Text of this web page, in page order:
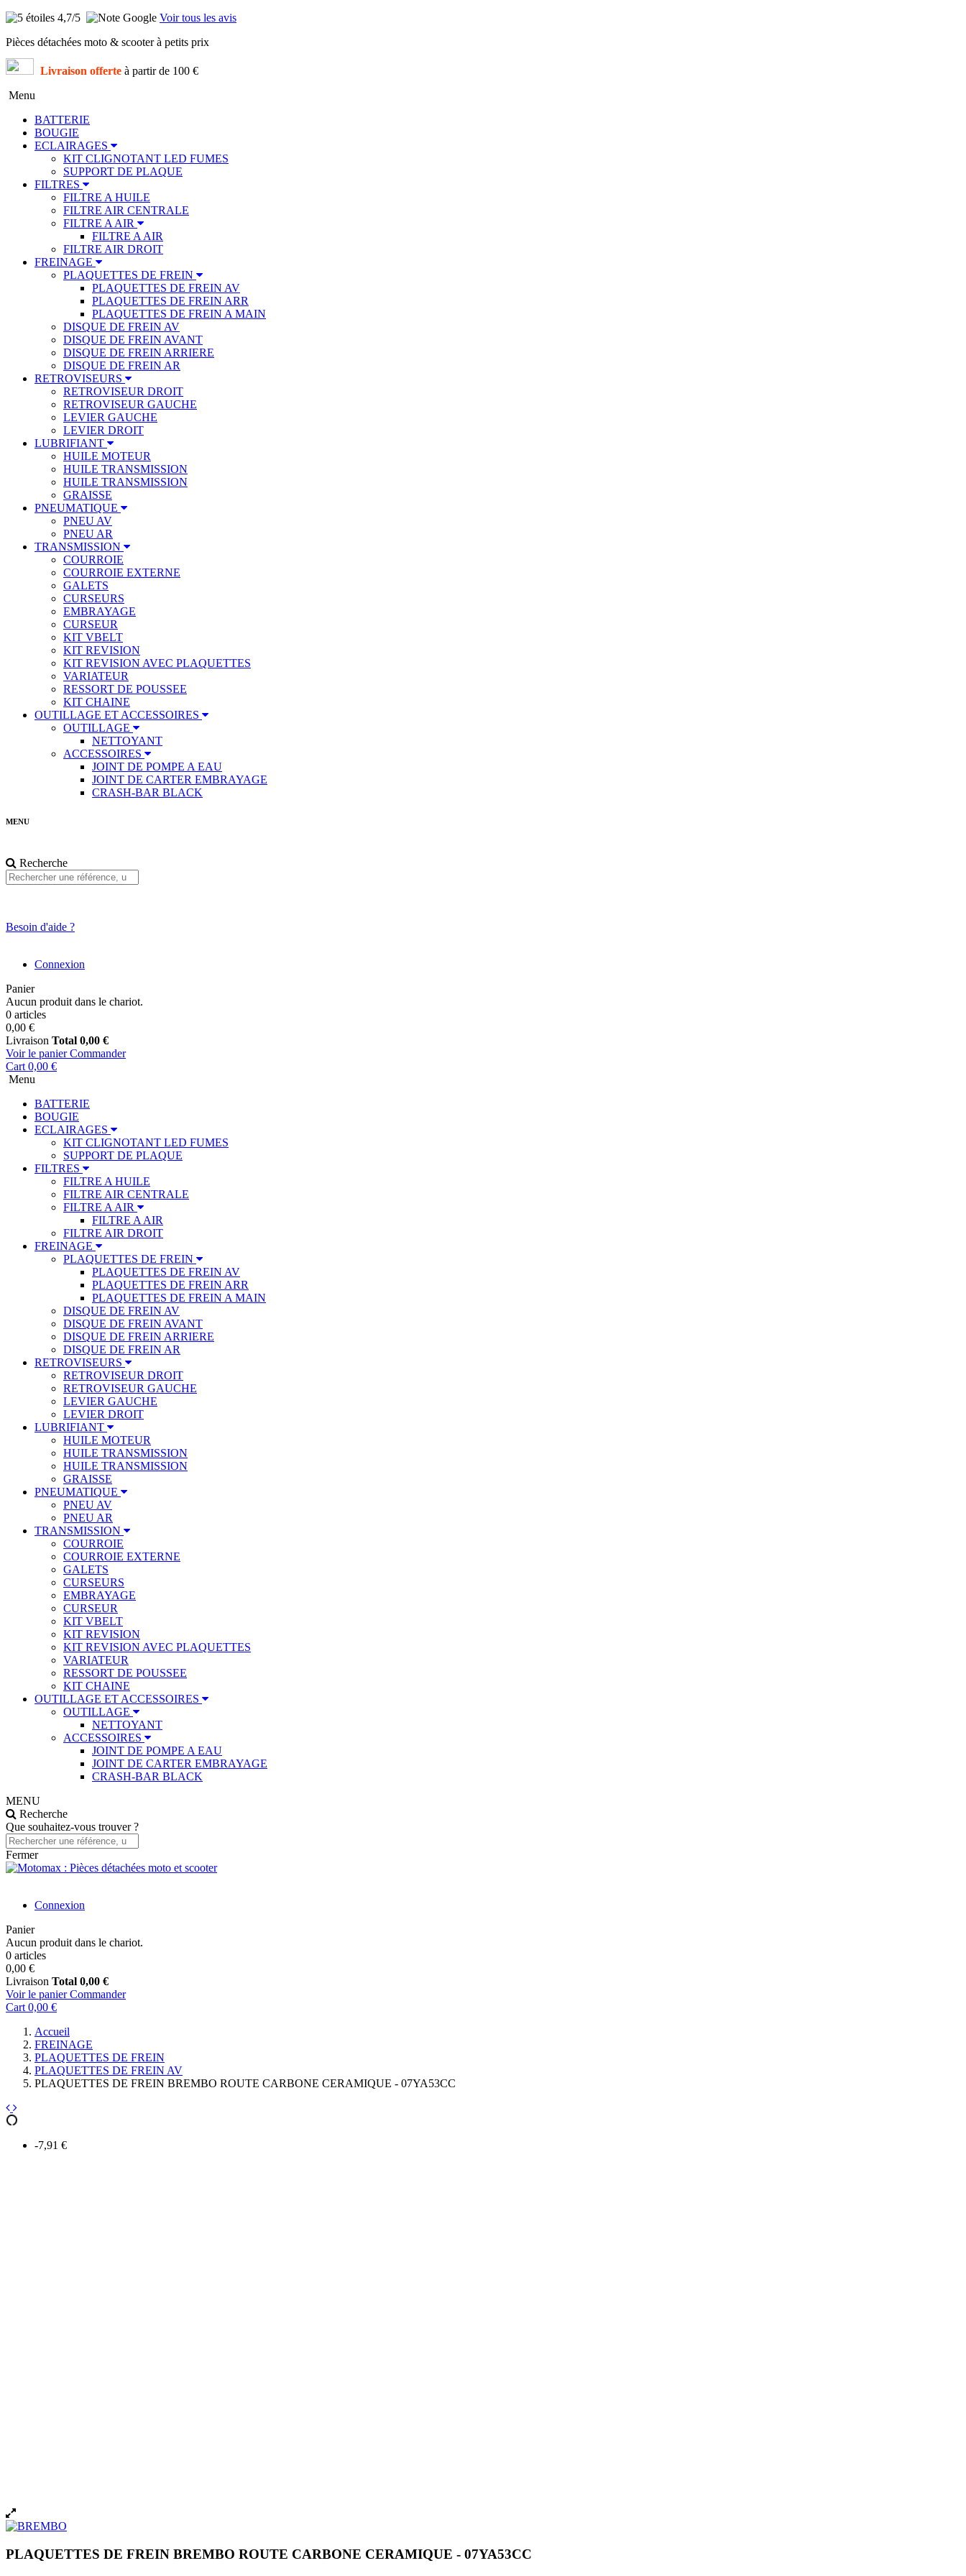
4,7/5
Voir tous les avis
Pièces détachées moto & scooter à petits prix
Livraison offerte à partir de 100 €
Menu
BATTERIE
BOUGIE
ECLAIRAGES
KIT CLIGNOTANT LED FUMES
SUPPORT DE PLAQUE
FILTRES
FILTRE A HUILE
FILTRE AIR CENTRALE
FILTRE A AIR
FILTRE A AIR
FILTRE AIR DROIT
FREINAGE
PLAQUETTES DE FREIN
PLAQUETTES DE FREIN AV
PLAQUETTES DE FREIN ARR
PLAQUETTES DE FREIN A MAIN
DISQUE DE FREIN AV
DISQUE DE FREIN AVANT
DISQUE DE FREIN ARRIERE
DISQUE DE FREIN AR
RETROVISEURS
RETROVISEUR DROIT
RETROVISEUR GAUCHE
LEVIER GAUCHE
LEVIER DROIT
LUBRIFIANT
HUILE MOTEUR
HUILE TRANSMISSION
HUILE TRANSMISSION
GRAISSE
PNEUMATIQUE
PNEU AV
PNEU AR
TRANSMISSION
COURROIE
COURROIE EXTERNE
GALETS
CURSEURS
EMBRAYAGE
CURSEUR
KIT VBELT
KIT REVISION
KIT REVISION AVEC PLAQUETTES
VARIATEUR
RESSORT DE POUSSEE
KIT CHAINE
OUTILLAGE ET ACCESSOIRES
OUTILLAGE
NETTOYANT
ACCESSOIRES
JOINT DE POMPE A EAU
JOINT DE CARTER EMBRAYAGE
CRASH-BAR BLACK
MENU
Recherche
Besoin d'aide ?
Connexion
Panier
Aucun produit dans le chariot.
0 articles
0,00 €
Livraison Total 0,00 €
Voir le panier Commander
Cart 0,00 €
Menu
BATTERIE
BOUGIE
ECLAIRAGES
KIT CLIGNOTANT LED FUMES
SUPPORT DE PLAQUE
FILTRES
FILTRE A HUILE
FILTRE AIR CENTRALE
FILTRE A AIR
FILTRE A AIR
FILTRE AIR DROIT
FREINAGE
PLAQUETTES DE FREIN
PLAQUETTES DE FREIN AV
PLAQUETTES DE FREIN ARR
PLAQUETTES DE FREIN A MAIN
DISQUE DE FREIN AV
DISQUE DE FREIN AVANT
DISQUE DE FREIN ARRIERE
DISQUE DE FREIN AR
RETROVISEURS
RETROVISEUR DROIT
RETROVISEUR GAUCHE
LEVIER GAUCHE
LEVIER DROIT
LUBRIFIANT
HUILE MOTEUR
HUILE TRANSMISSION
HUILE TRANSMISSION
GRAISSE
PNEUMATIQUE
PNEU AV
PNEU AR
TRANSMISSION
COURROIE
COURROIE EXTERNE
GALETS
CURSEURS
EMBRAYAGE
CURSEUR
KIT VBELT
KIT REVISION
KIT REVISION AVEC PLAQUETTES
VARIATEUR
RESSORT DE POUSSEE
KIT CHAINE
OUTILLAGE ET ACCESSOIRES
OUTILLAGE
NETTOYANT
ACCESSOIRES
JOINT DE POMPE A EAU
JOINT DE CARTER EMBRAYAGE
CRASH-BAR BLACK
MENU
Recherche
Que souhaitez-vous trouver ?
Fermer
Connexion
Panier
Aucun produit dans le chariot.
0 articles
0,00 €
Livraison Total 0,00 €
Voir le panier Commander
Cart 0,00 €
Accueil
FREINAGE
PLAQUETTES DE FREIN
PLAQUETTES DE FREIN AV
PLAQUETTES DE FREIN BREMBO ROUTE CARBONE CERAMIQUE - 07YA53CC
-7,91 €
PLAQUETTES DE FREIN BREMBO ROUTE CARBONE CERAMIQUE - 07YA53CC